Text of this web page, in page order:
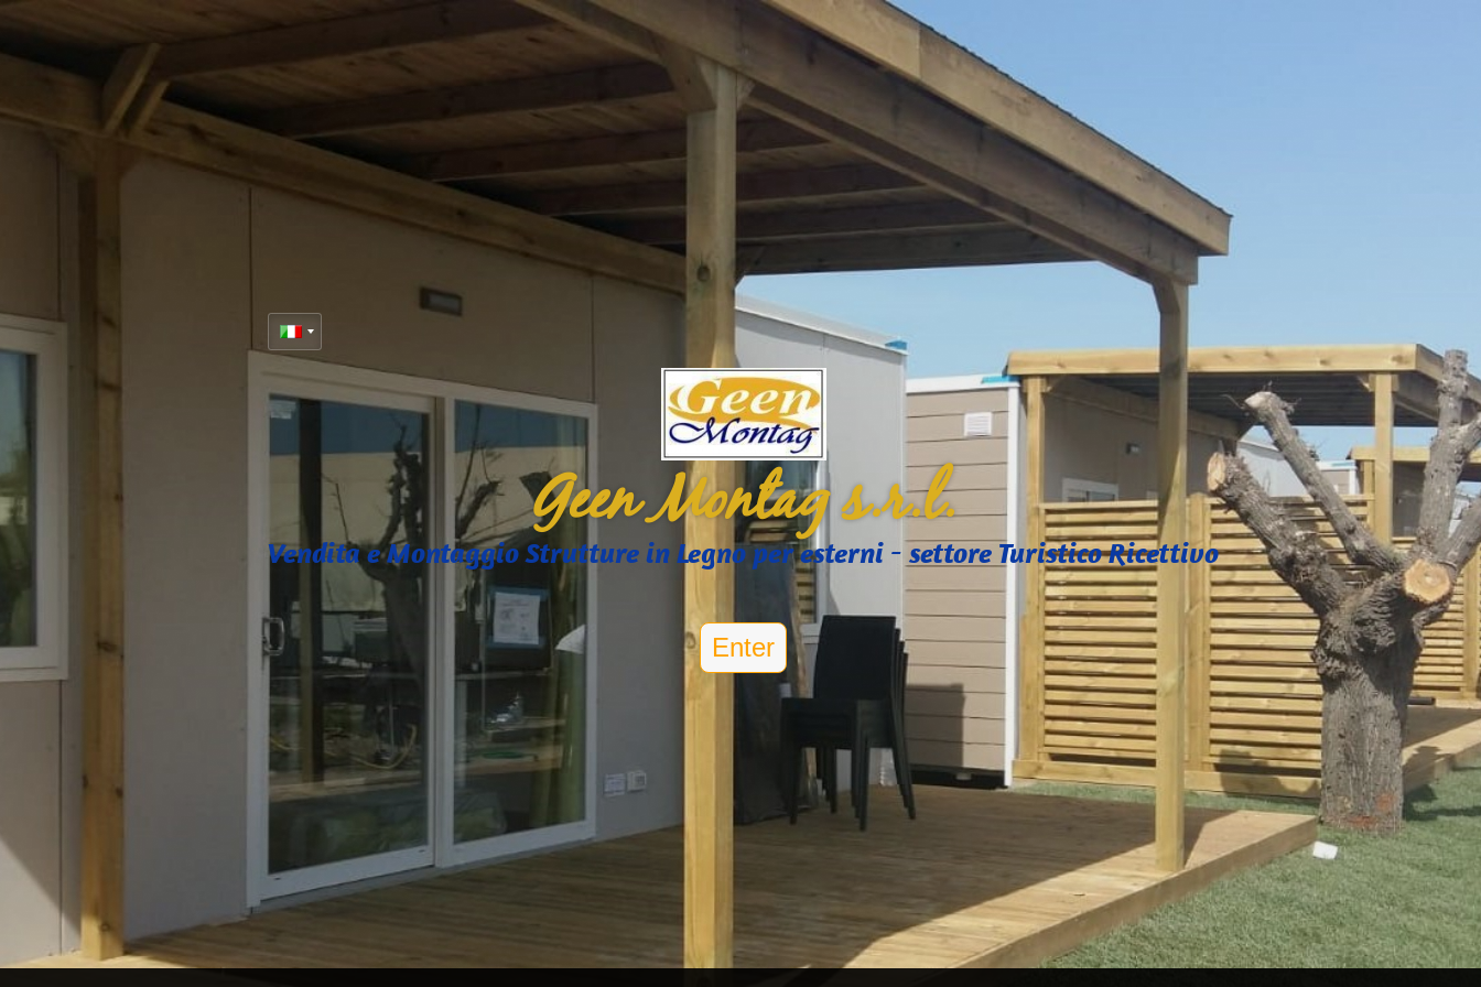
Geen Montag s.r.l.
Vendita e Montaggio Strutture in Legno per esterni - settore Turistico Ricettivo
Enter